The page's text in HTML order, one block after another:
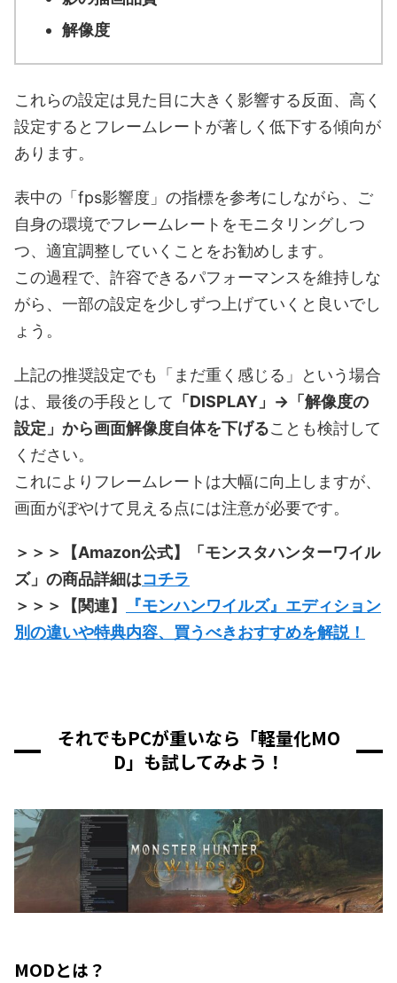
解像度
これらの設定は見た目に大きく影響する反面、高く
設定するとフレームレートが著しく低下する傾向が
あります。
表中の「fps影響度」の指標を参考にしながら、ご
自身の環境でフレームレートをモニタリングしつ
つ、適宜調整していくことをお勧めします。
この過程で、許容できるパフォーマンスを維持しな
がら、一部の設定を少しずつ上げていくと良いでし
ょう。
上記の推奨設定でも「まだ重く感じる」という場合
は、最後の手段として 「DISPLAY」→「解像度の
設定」から画面解像度自体を下げることも検討して
ください。
これによりフレームレートは大幅に向上しますが、
画面がぼやけて見える点には注意が必要です。
＞＞＞【Amazon公式】「モンスタハンターワイル
ズ」の商品詳細はコチラ
＞＞＞【関連】
『モンハンワイルズ』エディション
別の違いや特典内容、買うべきおすすめを解説！
それでもPCが重いなら「軽量化MO
D」も試してみよう！
MODとは？